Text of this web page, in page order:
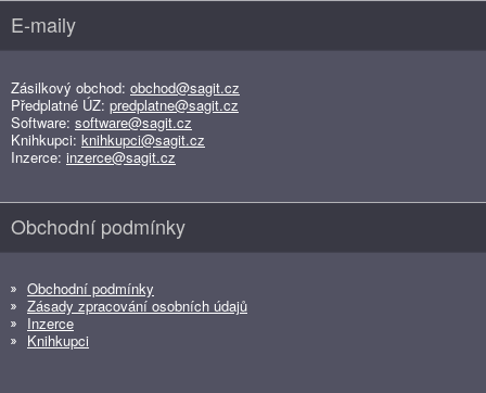
E-maily
Zásilkový obchod: obchod@sagit.cz
Předplatné ÚZ: predplatne@sagit.cz
Software: software@sagit.cz
Knihkupci: knihkupci@sagit.cz
Inzerce: inzerce@sagit.cz
Obchodní podmínky
Obchodní podmínky
Zásady zpracování osobních údajů
Inzerce
Knihkupci